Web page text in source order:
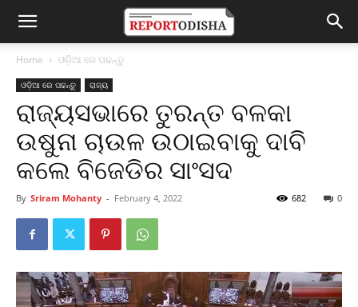
Home ଓଡ଼ିଆ ରେ ପଢନ୍ତୁ
ଓଡ଼ିଆ ରେ ପଢନ୍ତୁ ରାଜ୍ୟ
ରାଜ୍ୟସଭାରେ ତୁରନ୍ତ ବଳକା
ଉଷୁନା ଚାଉଳ ଉଠାଇବାକୁ ଦାବି
କଲେ ବିଜେଡିର ସାଂସଦ
By Sriram Mohanty - February 4, 2022 0
682